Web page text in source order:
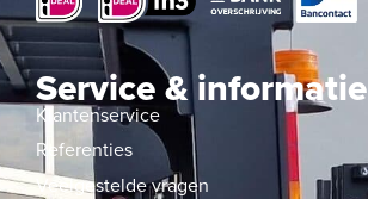
Service & informatie
Klantenservice
Referenties
Veelgestelde vragen